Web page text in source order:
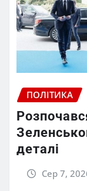
ПОЛІТИКА
деталі
Сер 7,